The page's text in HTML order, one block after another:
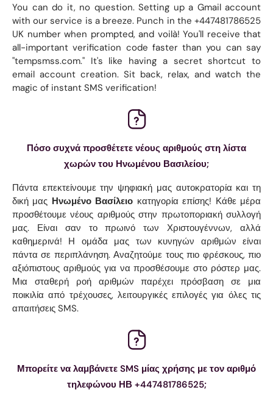
You can do it, no question. Setting up a Gmail account
with our service is a breeze. Punch in the +447481786525
UK number when prompted, and voilà! You'll receive that
all-important verification code faster than you can say
"tempsmss.com." It's like having a secret shortcut to
email account creation. Sit back, relax, and watch the
magic of instant SMS verification!
Πόσο συχνά προσθέτετε νέους αριθμούς στη λίστα
χωρών του Ηνωμένου Βασιλείου;
Πάντα επεκτείνουμε την ψηφιακή μας αυτοκρατορία και τη
δική μας Ηνωμένο Βασίλειο κατηγορία επίσης! Κάθε μέρα
προσθέτουμε νέους αριθμούς στην πρωτοποριακή συλλογή
μας. Είναι σαν το πρωινό των Χριστουγέννων, αλλά
καθημερινά! Η ομάδα μας των κυνηγών αριθμών είναι
πάντα σε περιπλάνηση. Αναζητούμε τους πιο φρέσκους, πιο
αξιόπιστους αριθμούς για να προσθέσουμε στο ρόστερ μας.
Μια σταθερή ροή αριθμών παρέχει πρόσβαση σε μια
ποικιλία από τρέχουσες, λειτουργικές επιλογές για όλες τις
απαιτήσεις SMS.
Μπορείτε να λαμβάνετε SMS μίας χρήσης με τον αριθμό
τηλεφώνου ΗΒ +447481786525;